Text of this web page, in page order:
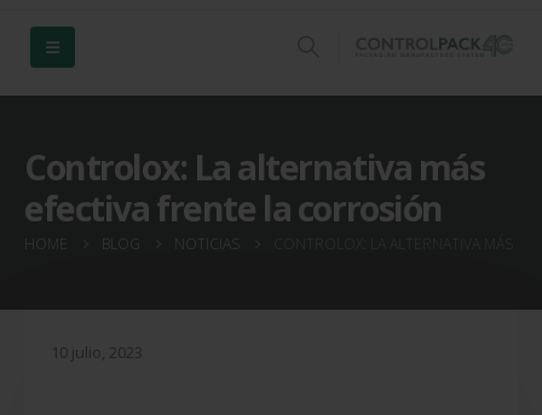
Controlox: La alternativa más
efectiva frente la corrosión
HOME BLOG NOTICIAS
10 julio, 2023